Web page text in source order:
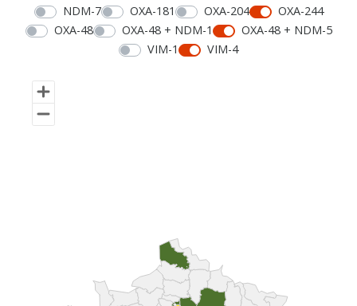
NDM-7
OXA-181 OXA-204
OXA-244
OXA-48
OXA-48 + NDM-1
OXA-48 + NDM-5
VIM-1
VIM-4